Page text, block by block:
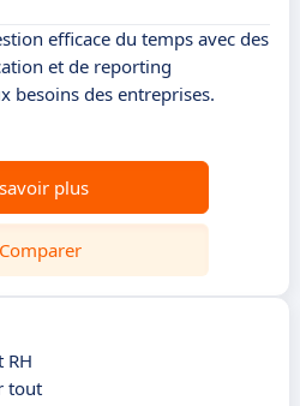
efficace du temps avec des
et de reporting
besoins des entreprises.
plus
RH
tout